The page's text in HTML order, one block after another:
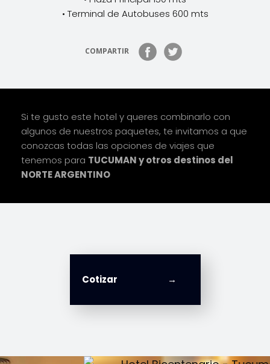
• Terminal de Autobuses 600 mts
COMPARTIR
Si te gusto este hotel y queres combinarlo con
algunos de nuestros paquetes, te invitamos a que
conozcas todas las opciones de viajes que
tenemos para TUCUMAN y otros destinos del
NORTE ARGENTINO
Cotizar